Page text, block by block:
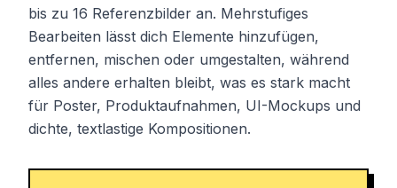
bis zu 16 Referenzbilder an. Mehrstufiges
Bearbeiten lässt dich Elemente hinzufügen,
entfernen, mischen oder umgestalten, während
alles andere erhalten bleibt, was es stark macht
für Poster, Produktaufnahmen, UI-Mockups und
dichte, textlastige Kompositionen.